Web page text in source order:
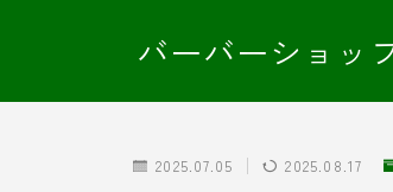
バーバーショッ
2025.07.05 2025.08.17